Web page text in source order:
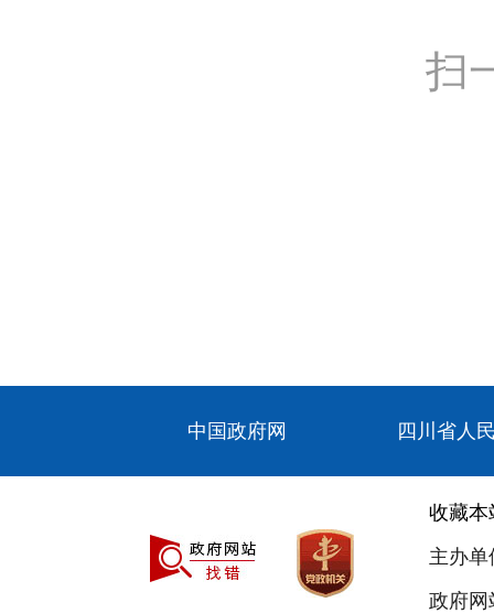
扫
中国政府网 四川省人
收藏本
主办
政府网